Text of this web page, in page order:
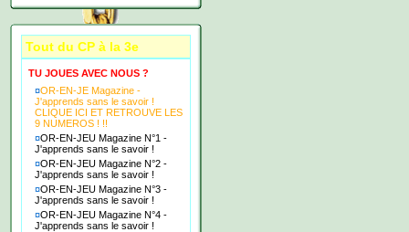
Tout du CP à la 3e
TU JOUES AVEC NOUS ?
¤OR-EN-JE Magazine -
J'apprends sans le savoir !
CLIQUE ICI ET RETROUVE LES
9 NUMEROS ! !!
¤OR-EN-JEU Magazine N°1 -
J'apprends sans le savoir !
¤OR-EN-JEU Magazine N°2 -
J'apprends sans le savoir !
¤OR-EN-JEU Magazine N°3 -
J'apprends sans le savoir !
¤OR-EN-JEU Magazine N°4 -
J'apprends sans le savoir !